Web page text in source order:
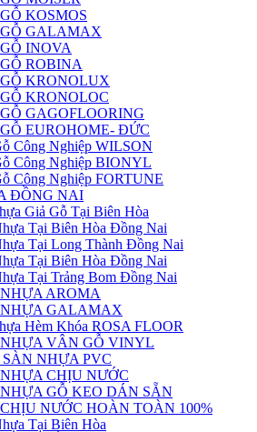
KOSMOS
GALAMAX
INOVA
ROBINA
KRONOLUX
KRONOLOC
GAGOFLOORING
EUROHOME- ĐỨC
Công Nghiệp WILSON
Công Nghiệp BIONYL
Công Nghiệp FORTUNE
ĐỒNG NAI
Giả Gỗ Tại Biên Hòa
Tại Biên Hòa Đồng Nai
Tại Long Thành Đồng Nai
Tại Biên Hòa Đồng Nai
Tại Trảng Bom Đồng Nai
AROMA
GALAMAX
Hèm Khóa ROSA FLOOR
VÂN GỖ VINYL
NHỰA PVC
CHỊU NƯỚC
GỖ KEO DÁN SẴN
NƯỚC HOÀN TOÀN 100%
Tại Biên Hòa